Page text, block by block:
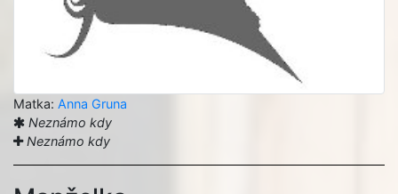
Matka: Anna Gruna
Neznámo kdy
Neznámo kdy